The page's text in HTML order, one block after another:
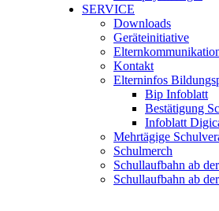
SERVICE
Downloads
Geräteinitiative
Kontakt
Elterninfos
Bip Infoblatt
Bestätigung
Infoblatt
Mehrtägige
Schulmerch
Schullaufbahn ab
Schullaufbahn ab